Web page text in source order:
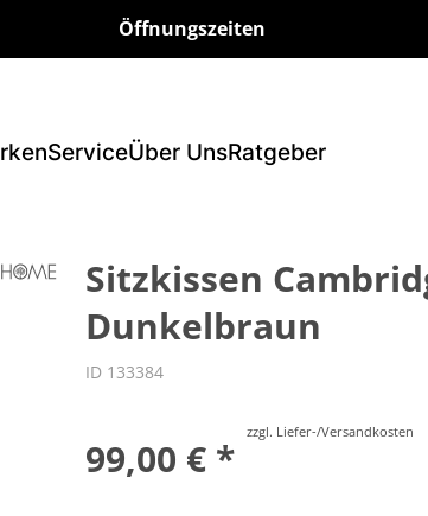
Öffnungszeiten
ServiceÜber UnsRatgeber
Sitzkissen
Dunkelbraun
ID 133384
99,00 € *
zzgl. Liefer-/Versandkosten